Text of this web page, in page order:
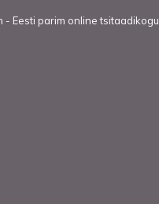
- Eesti parim online tsitaadikogu